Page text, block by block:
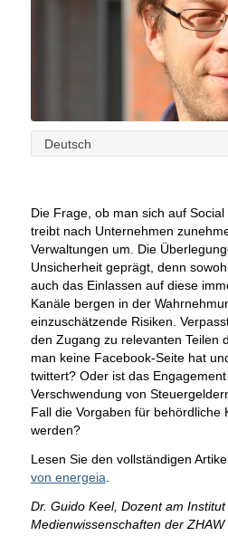
Deutsch
Die Frage, ob man sich auf Social
treibt nach Unternehmen
Verwaltungen um. Die
Unsicherheit geprägt, denn
auch das Einlassen auf diese
Kanäle bergen in der
einzuschätzende Risiken.
den Zugang zu relevanten Teilen
man keine Facebook-Seite hat
twittert? Oder ist das
Verschwendung von
Fall die Vorgaben für behördliche
werden?
Lesen Sie den vollständigen
von energeia
Dr. Guido Keel, Dozent am
Medienwissenschaften der ZHAW